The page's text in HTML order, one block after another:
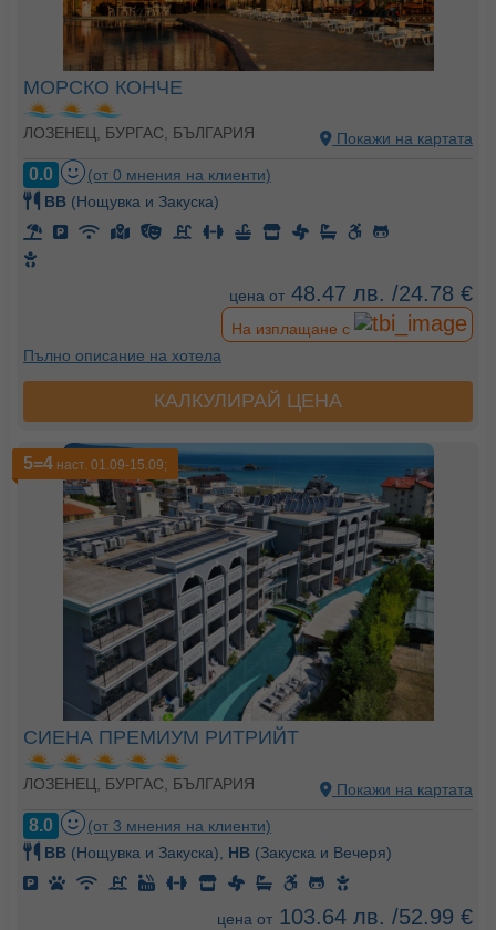
МОРСКО КОНЧЕ
ЛОЗЕНЕЦ, БУРГАС, БЪЛГАРИЯ Покажи на картата
0.0
(от 0 мнения на клиенти)
BB (Нощувка и Закуска)
цена от 48.47 лв. /24.78 €
На изплащане с
Пълно описание на хотела
КАЛКУЛИРАЙ ЦЕНА
5=4 наст. 01.09-15.09;
СИЕНА ПРЕМИУМ РИТРИЙТ
ЛОЗЕНЕЦ, БУРГАС, БЪЛГАРИЯ Покажи на картата
8.0
(от 3 мнения на клиенти)
BB (Нощувка и Закуска), HB (Закуска и Вечеря)
цена от 103.64 лв. /52.99 €